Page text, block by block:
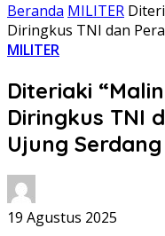
Beranda MILITER
Diringkus TNI dan
MILITER
Diteriaki
Diringkus TNI
Ujung Serdang
19 Agustus 2025